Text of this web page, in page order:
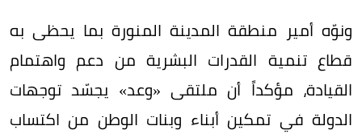
ونوّه أمير منطقة المدينة المنورة بما يحظى به
قطاع تنمية القدرات البشرية من دعم واهتمام
القيادة، مؤكداً أن ملتقى «وعد» يجسّد توجهات
الدولة في تمكين أبناء وبنات الوطن من اكتساب